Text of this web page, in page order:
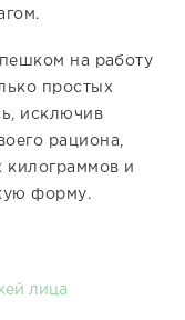
на работу
простых
исключив
рациона,
килограммов и
форму.
лица